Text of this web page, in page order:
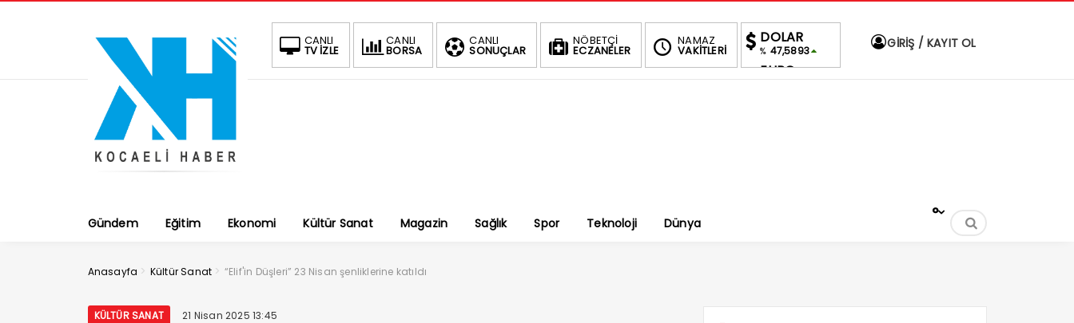
CANLI
TV İZLE
CANLI
BORSA
CANLI
SONUÇLAR
NÖBETÇİ
ECZANELER
NAMAZ
VAKİTLERİ
DOLAR
% 47,5893
EURO
GİRİŞ / KAYIT OL
Gündem Eğitim Ekonomi Kültür Sanat Magazin Sağlık Spor Teknoloji Dünya
°
Anasayfa > Kültür Sanat > “Elif'in Düşleri” 23 Nisan şenliklerine katıldı
KÜLTÜR SANAT 21 Nisan 2025 13:45